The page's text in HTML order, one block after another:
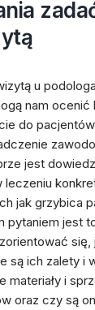
u
nam
do
jest
leczeniu
jak grzybica
pytaniem jest
się,
są ich zalety i
materiały i
oraz czy są